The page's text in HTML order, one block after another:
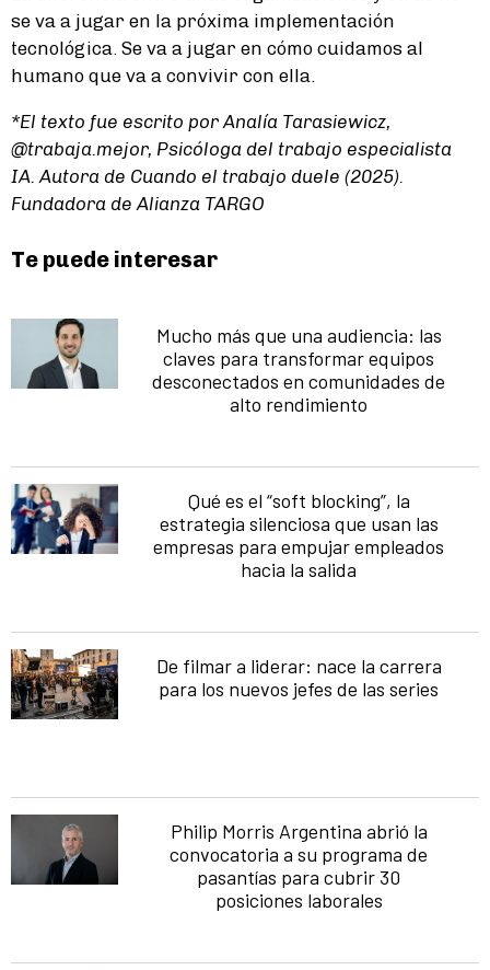
se va a jugar en la próxima implementación
tecnológica. Se va a jugar en cómo cuidamos al
humano que va a convivir con ella.
*El texto fue escrito por Analía Tarasiewicz,
@trabaja.mejor, Psicóloga del trabajo especialista
IA. Autora de Cuando el trabajo duele (2025).
Fundadora de Alianza TARGO
Te puede interesar
Mucho más que una audiencia: las
claves para transformar equipos
desconectados en comunidades de
alto rendimiento
Qué es el “soft blocking”, la
estrategia silenciosa que usan las
empresas para empujar empleados
hacia la salida
De filmar a liderar: nace la carrera
para los nuevos jefes de las series
Philip Morris Argentina abrió la
convocatoria a su programa de
pasantías para cubrir 30
posiciones laborales